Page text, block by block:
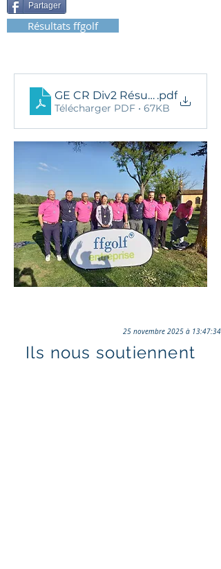
Partager
Résultats ffgolf
GE CR Div2 Résultats site
.pdf
Télécharger PDF • 67KB
25 novembre 2025 à 13:47:34
Ils nous soutiennent